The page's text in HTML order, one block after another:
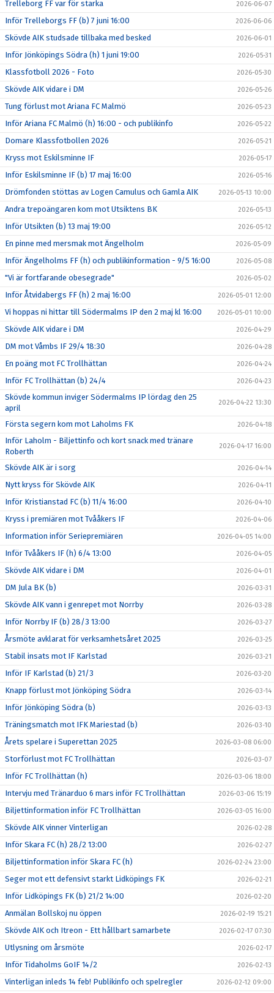
Trelleborg FF var för starka 2026-06-07
Inför Trelleborgs FF (b) 7 juni 16:00 2026-06-06
Skövde AIK studsade tillbaka med besked 2026-06-01
Inför Jönköpings Södra (h) 1 juni 19:00 2026-05-31
Klassfotboll 2026 - Foto 2026-05-30
Skövde AIK vidare i DM 2026-05-26
Tung förlust mot Ariana FC Malmö 2026-05-23
Inför Ariana FC Malmö (h) 16:00 - och publikinfo 2026-05-22
Domare Klassfotbollen 2026 2026-05-21
Kryss mot Eskilsminne IF 2026-05-17
Inför Eskilsminne IF (b) 17 maj 16:00 2026-05-16
Drömfonden stöttas av Logen Camulus och Gamla AIK 2026-05-13 10:00
Andra trepoängaren kom mot Utsiktens BK 2026-05-13
Inför Utsikten (b) 13 maj 19:00 2026-05-12
En pinne med mersmak mot Ängelholm 2026-05-09
Inför Ängelholms FF (h) och publikinformation - 9/5 16:00 2026-05-08
"Vi är fortfarande obesegrade" 2026-05-02
Inför Åtvidabergs FF (h) 2 maj 16:00 2026-05-01 12:00
Vi hoppas ni hittar till Södermalms IP den 2 maj kl 16:00 2026-05-01 10:00
Skövde AIK vidare i DM 2026-04-29
DM mot Våmbs IF 29/4 18:30 2026-04-28
En poäng mot FC Trollhättan 2026-04-24
Inför FC Trollhättan (b) 24/4 2026-04-23
Skövde kommun inviger Södermalms IP lördag den 25
april
2026-04-22 13:30
Första segern kom mot Laholms FK 2026-04-18
Inför Laholm - Biljettinfo och kort snack med tränare
Roberth
2026-04-17 16:00
Skövde AIK är i sorg 2026-04-14
Nytt kryss för Skövde AIK 2026-04-11
Inför Kristianstad FC (b) 11/4 16:00 2026-04-10
Kryss i premiären mot Tvååkers IF 2026-04-06
Information inför Seriepremiären 2026-04-05 14:00
Inför Tvååkers IF (h) 6/4 13:00 2026-04-05
Skövde AIK vidare i DM 2026-04-01
DM Jula BK (b) 2026-03-31
Skövde AIK vann i genrepet mot Norrby 2026-03-28
Inför Norrby IF (b) 28/3 13:00 2026-03-27
Årsmöte avklarat för verksamhetsåret 2025 2026-03-25
Stabil insats mot IF Karlstad 2026-03-21
Inför IF Karlstad (b) 21/3 2026-03-20
Knapp förlust mot Jönköping Södra 2026-03-14
Inför Jönköping Södra (b) 2026-03-13
Träningsmatch mot IFK Mariestad (b) 2026-03-10
Årets spelare i Superettan 2025 2026-03-08 06:00
Storförlust mot FC Trollhättan 2026-03-07
Inför FC Trollhättan (h) 2026-03-06 18:00
Intervju med Tränarduo 6 mars inför FC Trollhättan 2026-03-06 15:19
Biljettinformation inför FC Trollhättan 2026-03-05 16:00
Skövde AIK vinner Vinterligan 2026-02-28
Inför Skara FC (h) 28/2 13:00 2026-02-27
Biljettinformation inför Skara FC (h) 2026-02-24 23:00
Seger mot ett defensivt starkt Lidköpings FK 2026-02-21
Inför Lidköpings FK (b) 21/2 14:00 2026-02-20
Anmälan Bollskoj nu öppen 2026-02-19 15:21
Skövde AIK och Itreon - Ett hållbart samarbete 2026-02-17 07:30
Utlysning om årsmöte 2026-02-17
Inför Tidaholms GoIF 14/2 2026-02-13
Vinterligan inleds 14 feb! Publikinfo och spelregler 2026-02-12 09:00